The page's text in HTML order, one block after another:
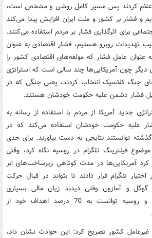
اعلام کردند پس مسیر کامل روشن و مشخص است،
و فشار بر کشور و ملت ایران افزایش پیدا می‌کند
برای اثرگذاری فشار بر مردم استفاده می‌کنند.
تهدیدات روبرو هستیم، فشار اقتصادی به عنوان
عنوان عامل فشار که مولفه‌های اقتصادی کشور را
دیگر چون آمریکایی‌ها چند سالی است که استراتژی
جنگ کلاسیک انتخاب کردند، یعنی جنگی که در
فشار دشمن علیه حکومت خودشان هستند.
جدید آمریکا از مردم با استفاده از رسانه به
علیه حکومت خودشان استفاده می‌کند که در
توانستند نتایجی به دست بیاورند. برای جدی
فیلترینگ تلگرام در روسیه نگاه کرد، وقتی
کرد آمریکایی‌ها در مدت کوتاهی زیرساخت‌های ابر
تلگرام قرار دادند تا بتواند در قبال حرکت
گوگل و آمازون وقتی دیدند زیان مالی بسیاری
می‌بینند کوتاه آمدند و روسیه توانست به 70 درصد اهداف خود از
غیرعامل کشور تصریح کرد: این حوادث نشان داد،